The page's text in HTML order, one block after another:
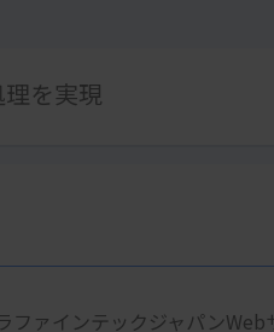
を実現
ファインテックジャパンWeb